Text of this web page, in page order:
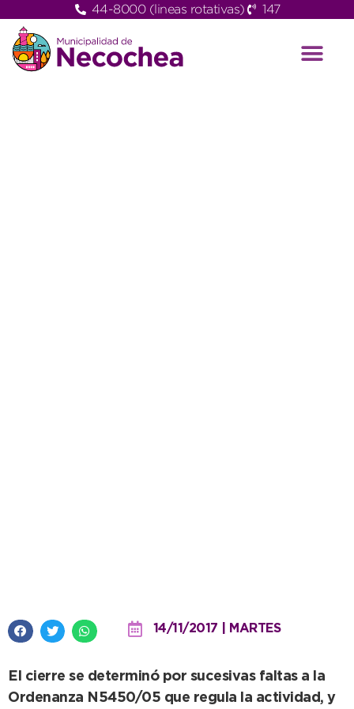
44-8000 (lineas rotativas) 147
14/11/2017 | MARTES
El cierre se determinó por sucesivas faltas a la
Ordenanza N5450/05 que regula la actividad, y